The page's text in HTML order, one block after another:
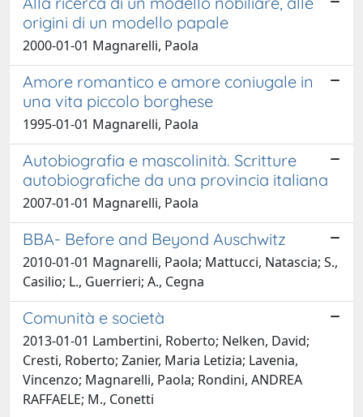
origini di un modello papale
2000-01-01 Magnarelli, Paola
Amore romantico e amore coniugale in
una vita piccolo borghese
1995-01-01 Magnarelli, Paola
Autobiografia e mascolinità. Scritture
autobiografiche da una provincia italiana
2007-01-01 Magnarelli, Paola
BBA- Before and Beyond Auschwitz
2010-01-01 Magnarelli, Paola; Mattucci, Natascia; S.,
Casilio; L., Guerrieri; A., Cegna
Comunità e società
2013-01-01 Lambertini, Roberto; Nelken, David;
Cresti, Roberto; Zanier, Maria Letizia; Lavenia,
Vincenzo; Magnarelli, Paola; Rondini, ANDREA
RAFFAELE; M., Conetti